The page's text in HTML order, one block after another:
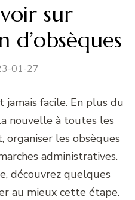
sur
d’obsèques
01-27
jamais facile. En plus du
nouvelle à toutes les
organiser les obsèques
administratives.
découvrez quelques
au mieux cette étape.